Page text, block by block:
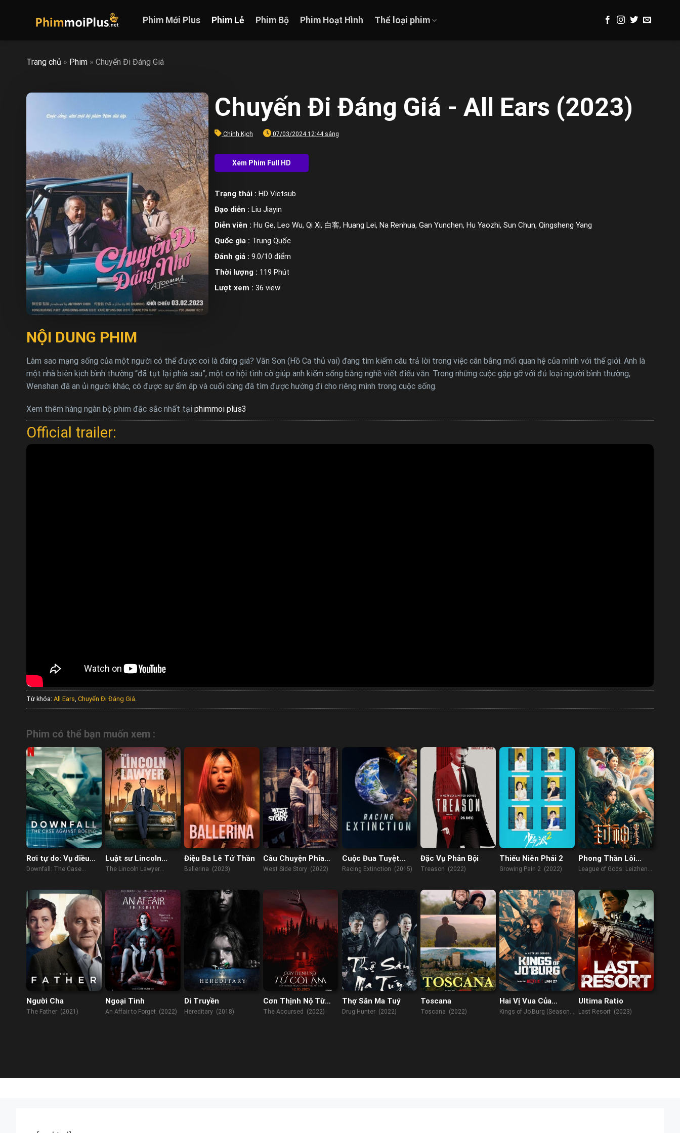
Phim Mới Plus Phim Lẻ Phim Bộ Phim Hoạt Hình Thể loại phim
Trang chủ » Phim » Chuyến Đi Đáng Giá
Chuyến Đi Đáng Giá - All Ears (2023)
Chính Kịch 07/03/2024 12:44 sáng
Trạng thái : HD Vietsub
Đạo diễn : Liu Jiayin
Diễn viên : Hu Ge, Leo Wu, Qi Xi, 白客, Huang Lei, Na Renhua, Gan Yunchen, Hu Yaozhi, Sun Chun, Qingsheng Yang
Quốc gia : Trung Quốc
Đánh giá : 9.0/10 điểm
Thời lượng : 119 Phút
Lượt xem : 36 view
NỘI DUNG PHIM
Làm sao mạng sống của một người có thể được coi là đáng giá? Văn Sơn (Hồ Ca thủ vai) đang tìm kiếm câu trả lời trong việc cân bằng mối quan hệ của mình với thế giới. Anh là
một nhà biên kịch bình thường “đã tụt lại phía sau”, một cơ hội tình cờ giúp anh kiếm sống bằng nghề viết điếu văn. Trong những cuộc gặp gỡ với đủ loại người bình thường,
Wenshan đã an ủi người khác, có được sự ấm áp và cuối cùng đã tìm được hướng đi cho riêng mình trong cuộc sống.
Xem thêm hàng ngàn bộ phim đặc sắc nhất tại phimmoi plus3
Official trailer:
Từ khóa: All Ears, Chuyến Đi Đáng Giá.
Phim có thể bạn muốn xem :
Rơi tự do: Vụ điều
tra Boeing
Downfall: The Case
Luật sư Lincoln
(Phần 2)
The Lincoln Lawyer
Điệu Ba Lê Tử Thần
Ballerina (2023)
Câu Chuyện Phía
Tây
West Side Story (2022)
Cuộc Đua Tuyệt
Chủng
Racing Extinction (2015)
Đặc Vụ Phản Bội
Treason (2022)
Thiếu Niên Phái 2
Growing Pain 2 (2022)
Phong Thần Lôi
Chấn Tử
League of Gods: Leizhenzi
Người Cha
The Father (2021)
Ngoại Tình
An Affair to Forget (2022)
Di Truyền
Hereditary (2018)
Cơn Thịnh Nộ Từ
Cõi Âm
The Accursed (2022)
Thợ Săn Ma Tuý
Drug Hunter (2022)
Toscana
Toscana (2022)
Hai Vị Vua Của
Jo’Burg (Phần 2)
Kings of Jo'Burg (Season
Ultima Ratio
Last Resort (2023)